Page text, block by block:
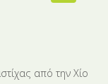
από την Χίο